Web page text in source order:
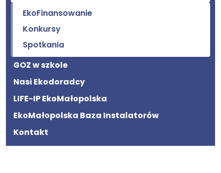
EkoFinansowanie
Konkursy
Spotkania
GOZ w szkole
Nasi Ekodoradcy
LIFE-IP EkoMałopolska
EkoMałopolska Baza Instalatorów
Kontakt